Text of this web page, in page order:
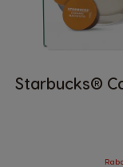
Starbucks®